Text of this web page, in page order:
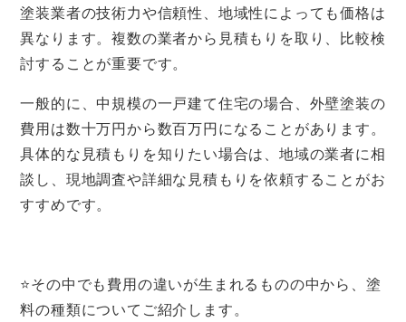
塗装業者の技術力や信頼性、地域性によっても価格は
異なります。複数の業者から見積もりを取り、比較検
討することが重要です。
一般的に、中規模の一戸建て住宅の場合、外壁塗装の
費用は数十万円から数百万円になることがあります。
具体的な見積もりを知りたい場合は、地域の業者に相
談し、現地調査や詳細な見積もりを依頼することがお
すすめです。
⭐その中でも費用の違いが生まれるものの中から、塗
料の種類についてご紹介します。